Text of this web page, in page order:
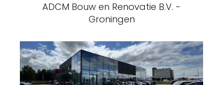
ADCM Bouw en Renovatie B.V. -
Groningen